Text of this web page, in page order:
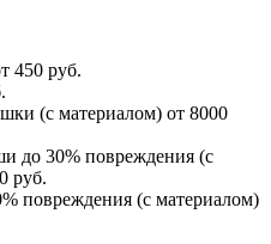
450 руб.
(с материалом) от 8000
до 30% повреждения (с
руб.
повреждения (с материалом)